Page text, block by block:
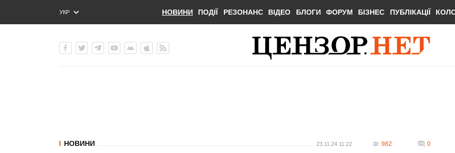
УКР
ENG
НОВИНИ ПОДІЇ РЕЗОНАНС ВІДЕО БЛОГИ ФОРУМ БІЗНЕС ПУБЛІКАЦІЇ
НОВИНИ 23.11.24 11:22 982 0